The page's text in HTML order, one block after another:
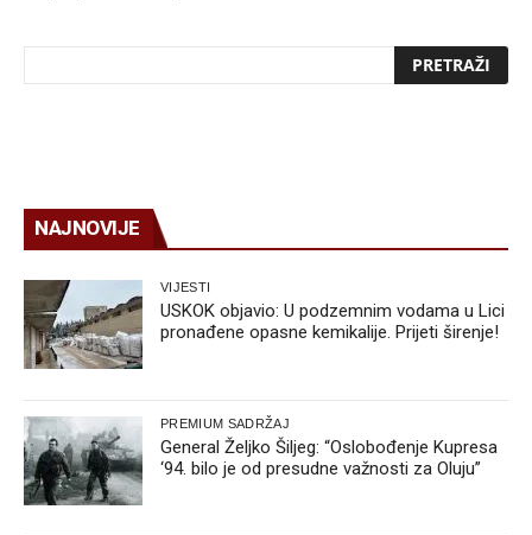
NAJNOVIJE
VIJESTI
USKOK objavio: U podzemnim vodama u Lici
pronađene opasne kemikalije. Prijeti širenje!
PREMIUM SADRŽAJ
General Željko Šiljeg: “Oslobođenje Kupresa
‘94. bilo je od presudne važnosti za Oluju”